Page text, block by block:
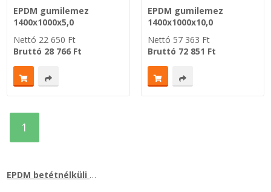
EPDM gumilemez
1400x1000x5,0
Nettó 22 650 Ft
Bruttó 28 766 Ft
EPDM gumilemez
1400x1000x10,0
Nettó 57 363 Ft
Bruttó 72 851 Ft
1
EPDM betétnélküli gumilemez +120